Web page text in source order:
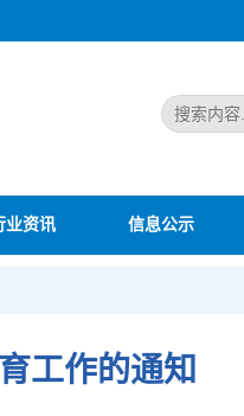
业资讯 信息公示
工作的通知